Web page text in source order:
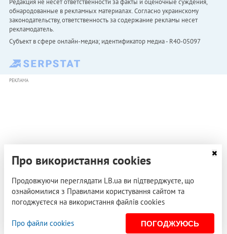
обнародованные в рекламных материалах. Согласно украинскому
законодательству, ответственность за содержание рекламы несет
рекламодатель.
Субъект в сфере онлайн-медиа; идентификатор медиа - R40-05097
РЕКЛАМА
Про використання cookies
Продовжуючи переглядати LB.ua ви підтверджуєте, що
ознайомилися з Правилами користування сайтом та
погоджуєтеся на використання файлів cookies
Про файли cookies ПОГОДЖУЮСЬ